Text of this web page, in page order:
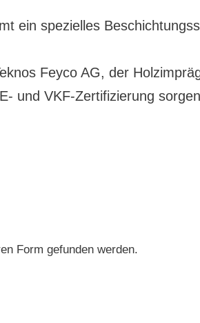
ein spezielles
Feyco AG, der
und VKF-Zertifizierung
Form gefunden werden.